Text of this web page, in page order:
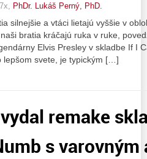
PhDr. Lukáš Perný, PhD.
silnejšie a vtáci lietajú vyššie v
bratia kráčajú ruka v ruke,
Elvis Presley v skladbe If I
lepšom svete, je typickým […]
remake
s